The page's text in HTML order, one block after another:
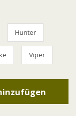
Hunter
Viper